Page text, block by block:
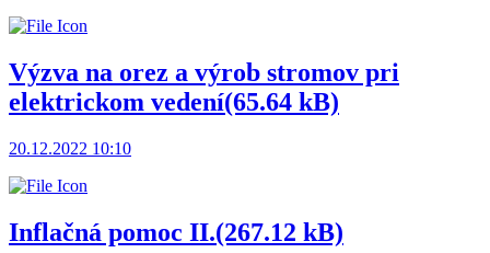
Výzva na orez a výrob stromov pri
elektrickom vedení(65.64 kB)
20.12.2022 10:10
Inflačná pomoc II.(267.12 kB)